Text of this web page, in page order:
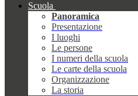
Scuola
Panoramica
Presentazione
I luoghi
Le persone
I numeri della scuola
Le carte della scuola
Organizzazione
La storia